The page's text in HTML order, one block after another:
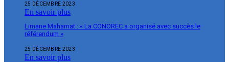
25 DÉCEMBRE 2023
En savoir plus
Limane Mahamat : « La CONOREC a organisé avec succès le
référendum »
25 DÉCEMBRE 2023
En savoir plus